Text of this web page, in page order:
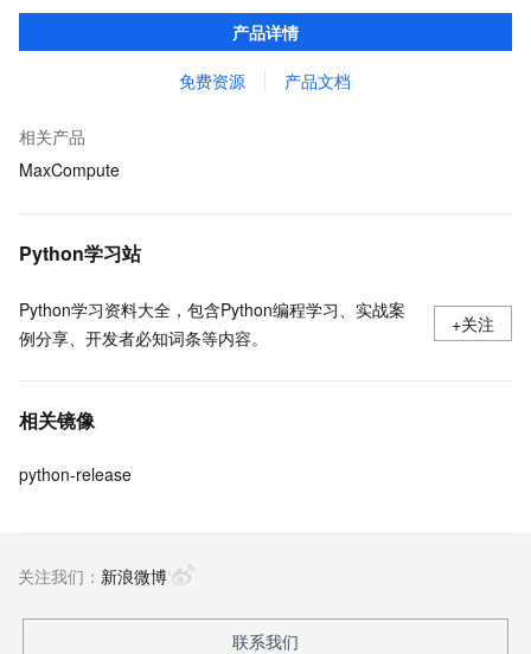
口，与 MaxCompute Notebook、镜像管理等功能共同构成
MaxCompute 完整 Python 开发生态。
产品详情
免费资源 产品文档
相关产品
MaxCompute
Python学习站
Python学习资料大全，包含Python编程学习、实战案
例分享、开发者必知词条等内容。
+关注
相关镜像
python-release
关注我们： 新浪微博
联系我们